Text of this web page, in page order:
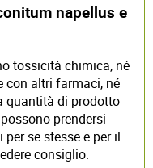
napellus e
tossicità chimica, né
con altri farmaci, né
quantità di prodotto
possono prendersi
se stesse e per il
consiglio.